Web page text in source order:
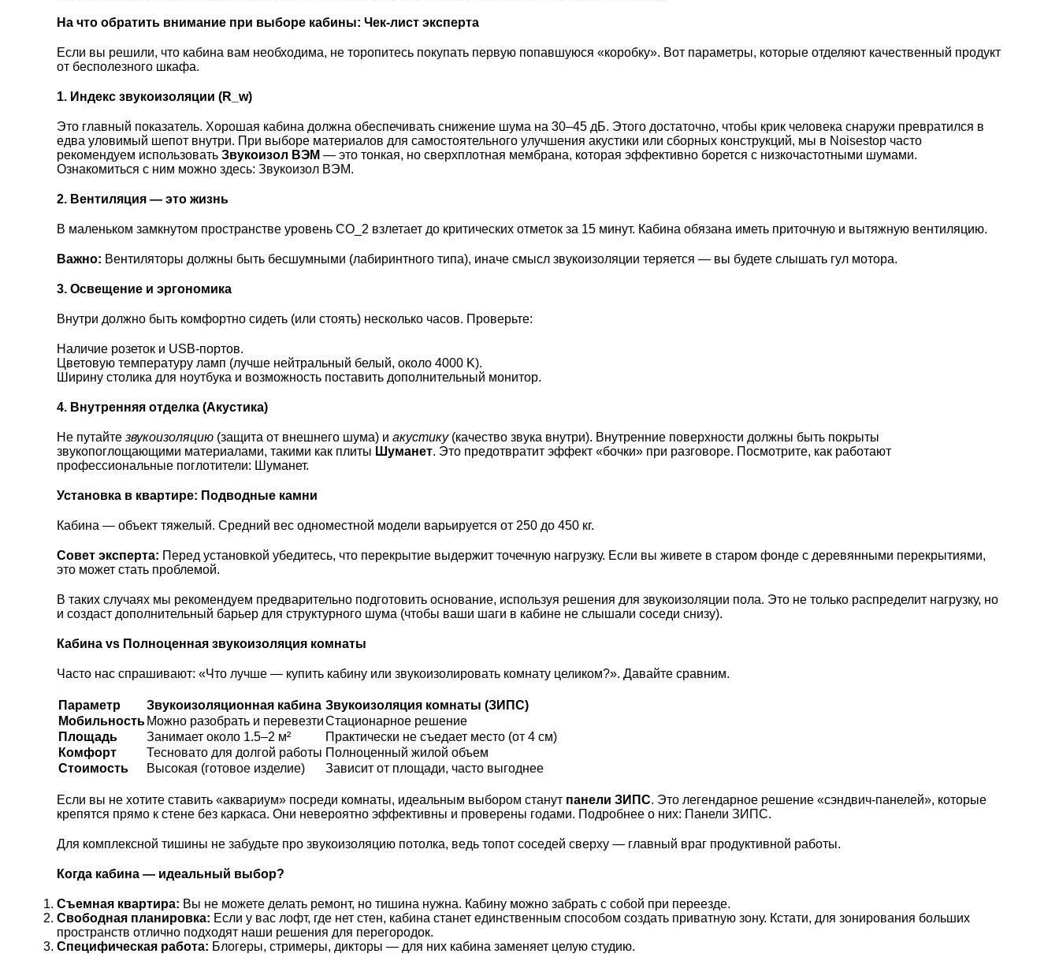
На что обратить внимание при выборе кабины: Чек-лист эксперта
Если вы решили, что кабина вам необходима, не торопитесь покупать первую попавшуюся «коробку». Вот параметры, которые отделяют качественный продукт
от бесполезного шкафа.
1. Индекс звукоизоляции (R_w)
Это главный показатель. Хорошая кабина должна обеспечивать снижение шума на 30–45 дБ. Этого достаточно, чтобы крик человека снаружи превратился в
едва уловимый шепот внутри. При выборе материалов для самостоятельного улучшения акустики или сборных конструкций, мы в Noisestop часто
рекомендуем использовать Звукоизол ВЭМ — это тонкая, но сверхплотная мембрана, которая эффективно борется с низкочастотными шумами.
Ознакомиться с ним можно здесь: Звукоизол ВЭМ.
2. Вентиляция — это жизнь
В маленьком замкнутом пространстве уровень CO_2 взлетает до критических отметок за 15 минут. Кабина обязана иметь приточную и вытяжную вентиляцию.
Важно: Вентиляторы должны быть бесшумными (лабиринтного типа), иначе смысл звукоизоляции теряется — вы будете слышать гул мотора.
3. Освещение и эргономика
Внутри должно быть комфортно сидеть (или стоять) несколько часов. Проверьте:
Наличие розеток и USB-портов.
Цветовую температуру ламп (лучше нейтральный белый, около 4000 K).
Ширину столика для ноутбука и возможность поставить дополнительный монитор.
4. Внутренняя отделка (Акустика)
Не путайте звукоизоляцию (защита от внешнего шума) и акустику(качество звука внутри). Внутренние поверхности должны быть покрыты
звукопоглощающими материалами, такими как плиты Шуманет. Это предотвратит эффект «бочки» при разговоре. Посмотрите, как работают
профессиональные поглотители: Шуманет.
Установка в квартире: Подводные камни
Кабина — объект тяжелый. Средний вес одноместной модели варьируется от 250 до 450 кг.
Совет эксперта: Перед установкой убедитесь, что перекрытие выдержит точечную нагрузку. Если вы живете в старом фонде с деревянными перекрытиями,
это может стать проблемой.
В таких случаях мы рекомендуем предварительно подготовить основание, используя решения для звукоизоляции пола. Это не только распределит нагрузку, но
и создаст дополнительный барьер для структурного шума (чтобы ваши шаги в кабине не слышали соседи снизу).
Кабина vs Полноценная звукоизоляция комнаты
Часто нас спрашивают: «Что лучше — купить кабину или звукоизолировать комнату целиком?». Давайте сравним.
Параметр Звукоизоляционная кабина Звукоизоляция комнаты (ЗИПС)
Мобильность Можно разобрать и перевезтиСтационарное решение
Площадь
Занимает около 1.5–2 м²
Практически не съедает место (от 4 см)
Комфорт
Тесновато для долгой работы Полноценный жилой объем
Стоимость
Высокая (готовое изделие) Зависит от площади, часто выгоднее
Если вы не хотите ставить «аквариум» посреди комнаты, идеальным выбором станут панели ЗИПС. Это легендарное решение «сэндвич-панелей», которые
крепятся прямо к стене без каркаса. Они невероятно эффективны и проверены годами. Подробнее о них: Панели ЗИПС.
Для комплексной тишины не забудьте про звукоизоляцию потолка, ведь топот соседей сверху — главный враг продуктивной работы.
Когда кабина — идеальный выбор?
Съемная квартира: Вы не можете делать ремонт, но тишина нужна. Кабину можно забрать с собой при переезде.
Свободная планировка: Если у вас лофт, где нет стен, кабина станет единственным способом создать приватную зону. Кстати, для зонирования больших
пространств отлично подходят наши решения для перегородок.
Специфическая работа: Блогеры, стримеры, дикторы — для них кабина заменяет целую студию.